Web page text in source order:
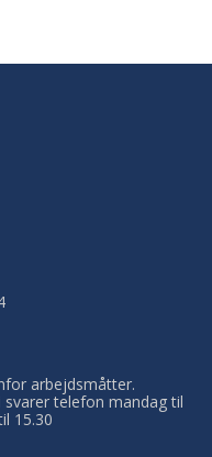
arbejdsmåtter.
telefon mandag til
15.30